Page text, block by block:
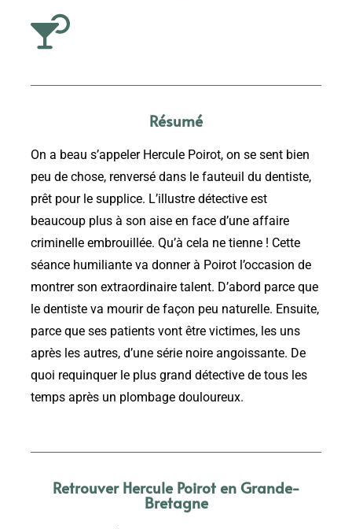
Résumé
On a beau s’appeler Hercule Poirot, on se sent bien
peu de chose, renversé dans le fauteuil du dentiste,
prêt pour le supplice. L’illustre détective est
beaucoup plus à son aise en face d’une affaire
criminelle embrouillée. Qu’à cela ne tienne ! Cette
séance humiliante va donner à Poirot l’occasion de
montrer son extraordinaire talent. D’abord parce que
le dentiste va mourir de façon peu naturelle. Ensuite,
parce que ses patients vont être victimes, les uns
après les autres, d’une série noire angoissante. De
quoi requinquer le plus grand détective de tous les
temps après un plombage douloureux.
Retrouver Hercule Poirot en Grande-
Bretagne